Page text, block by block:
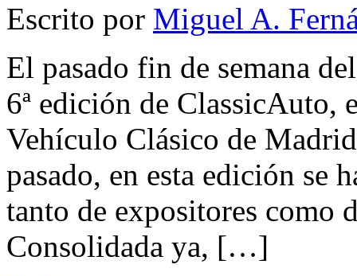
Escrito por Miguel A.
El pasado fin de semana
6ª edición de ClassicAuto,
Vehículo Clásico de
pasado, en esta edición se
tanto de expositores como
Consolidada ya, […]